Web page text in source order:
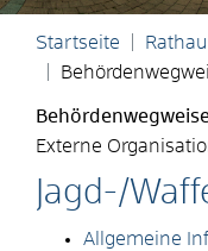
Startseite
Externe
Jagd-/
Allgemeine